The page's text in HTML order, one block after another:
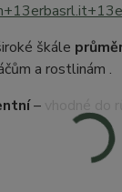
+13erbasrl.it+13
škále
a rostlinám .
– vhodné do